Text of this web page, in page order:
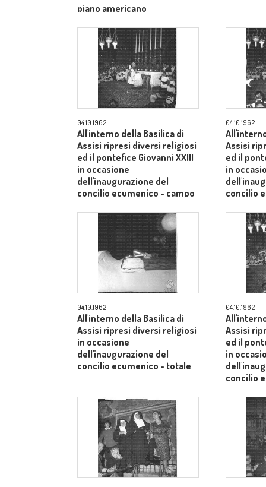
piano americano
04.10.1962
All'interno della Basilica di
Assisi ripresi diversi religiosi
ed il pontefice Giovanni XXIII
in occasione
dell'inaugurazione del
concilio ecumenico - campo
04.10.1962
Assisi
ed il
in
concilio
04.10.1962
All'interno della Basilica di
Assisi ripresi diversi religiosi
in occasione
dell'inaugurazione del
concilio ecumenico - totale
04.10.1962
Assisi
ed il
in
concilio